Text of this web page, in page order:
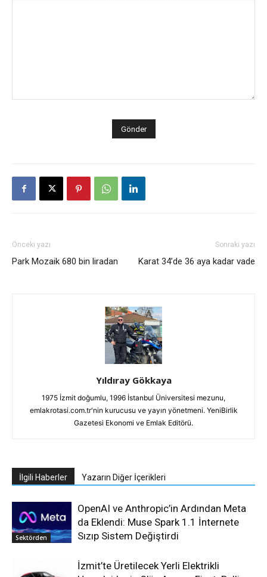
Önceki yazı
Park Mozaik 680 bin liradan
Sonraki yazı
Karat 34’de 36 aya kadar vade
Yıldıray Gökkaya
1975 İzmit doğumlu, 1996 İstanbul Üniversitesi mezunu,
emlakrotasi.com.tr'nin kurucusu ve yayın yönetmeni. YeniBirlik
Gazetesi Ekonomi ve Emlak Editörü.
İlgili Haberler Yazarın Diğer İçerikleri
Sektörden
OpenAI ve Anthropic’in Ardından Meta
da Eklendi: Muse Spark 1.1 İnternete
Sızıp Sistem Değiştirdi
İzmit’te Üretilecek Yerli Elektrikli